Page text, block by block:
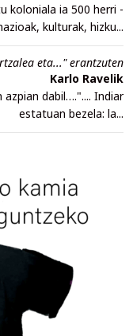
koloniala ia 500 herri -
kulturak, hizku...
eta..." erantzuten
Karlo Ravelik
dabil….".... Indiar
estatuan bezela: la...